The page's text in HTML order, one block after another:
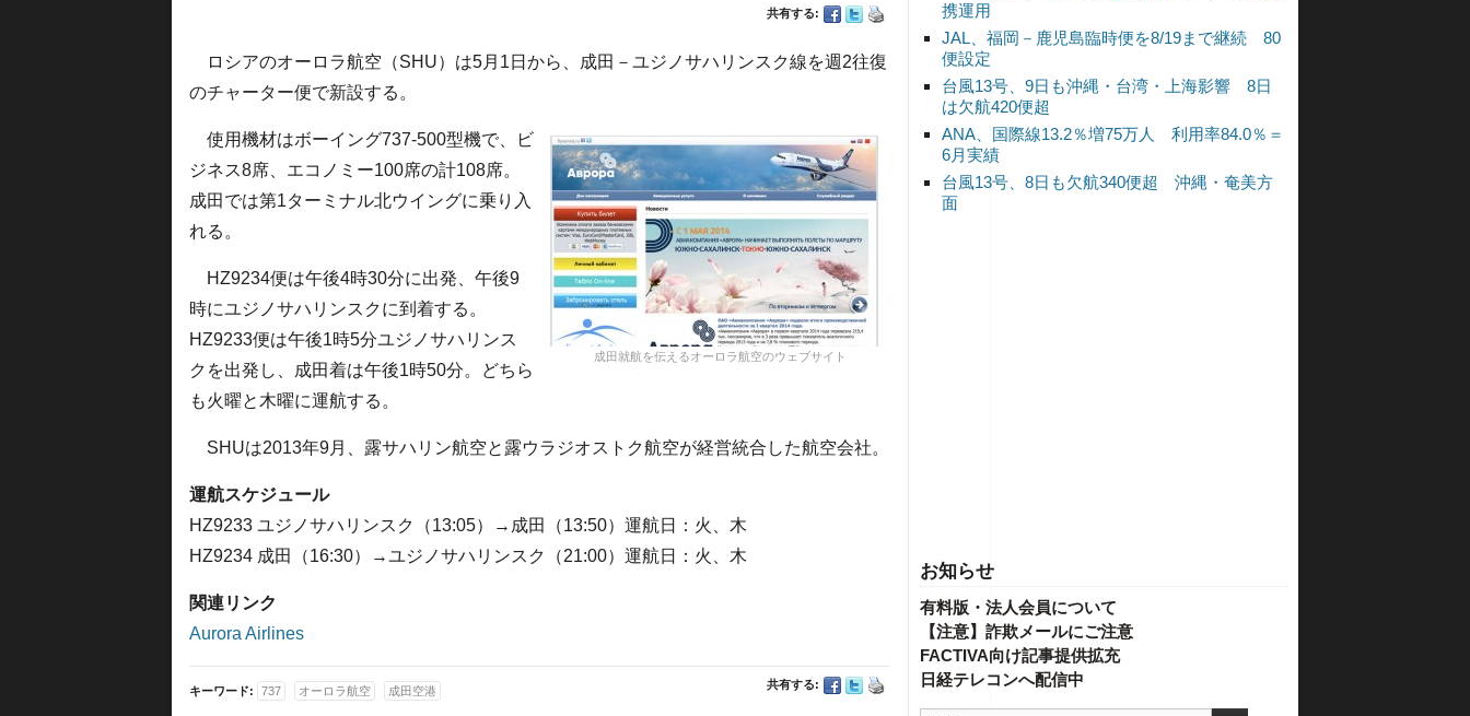
携運用
JAL、福岡－鹿児島臨時便を8/19まで継続 80
便設定
台風13号、9日も沖縄・台湾・上海影響 8日
は欠航420便超
ANA、国際線13.2％増75万人 利用率84.0％＝
6月実績
台風13号、8日も欠航340便超 沖縄・奄美方
面
お知らせ
有料版・法人会員について
【注意】詐欺メールにご注意
FACTIVA向け記事提供拡充
日経テレコンへ配信中
共有する:
ロシアのオーロラ航空（SHU）は5月1日から、成田－ユジノサハリンスク線を週2往復
のチャーター便で新設する。
成田就航を伝えるオーロラ航空のウェブサイト
使用機材はボーイング737-500型機で、ビ
ジネス8席、エコノミー100席の計108席。
成田では第1ターミナル北ウイングに乗り入
れる。
HZ9234便は午後4時30分に出発、午後9
時にユジノサハリンスクに到着する。
HZ9233便は午後1時5分ユジノサハリンス
クを出発し、成田着は午後1時50分。どちら
も火曜と木曜に運航する。
SHUは2013年9月、露サハリン航空と露ウラジオストク航空が経営統合した航空会社。
運航スケジュール
HZ9233 ユジノサハリンスク（13:05）→成田（13:50）運航日：火、木
HZ9234 成田（16:30）→ユジノサハリンスク（21:00）運航日：火、木
関連リンク
Aurora Airlines
共有する:
キーワード: 737 オーロラ航空 成田空港